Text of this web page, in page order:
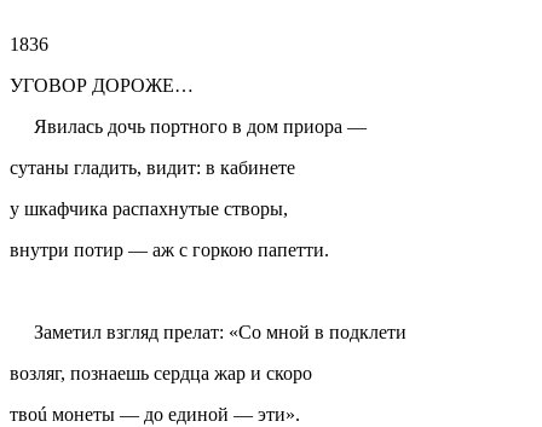
1836
УГОВОР ДОРОЖЕ…
Явилась дочь портного в дом приора —
сутаны гладить, видит: в кабинете
у шкафчика распахнутые створы,
внутри потир — аж с горкою папетти.
Заметил взгляд прелат: «Со мной в подклети
возляг, познаешь сердца жар и скоро
твоú монеты — до единой — эти».